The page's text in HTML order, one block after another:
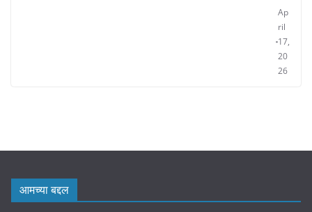
Ap
ril
17,
20
26
आमच्या बद्दल